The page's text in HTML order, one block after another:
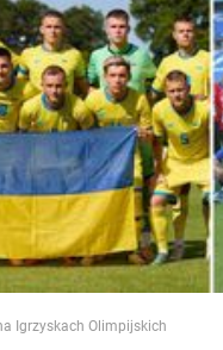
Igrzyskach Olimpijskich